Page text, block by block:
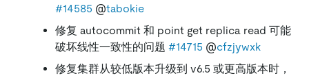
#14585 @tabokie
修复 autocommit 和 point get replica read 可能
破坏线性一致性的问题 #14715 @cfzjywxk
修复集群从较低版本升级到 v6.5 或更高版本时，